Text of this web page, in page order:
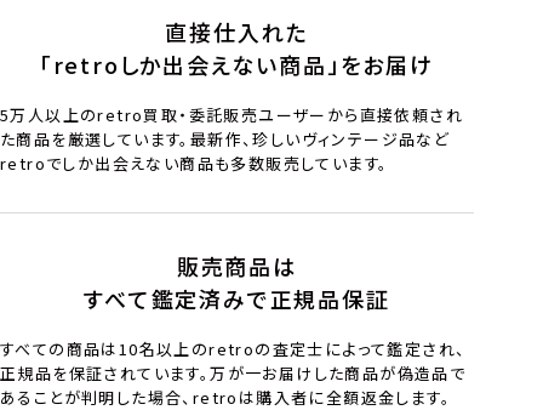
直接仕入れた
「retroしか出会えない商品」をお届け
5万人以上のretro買取・委託販売ユーザーから直接依頼され
た商品を厳選しています。最新作、珍しいヴィンテージ品など
retroでしか出会えない商品も多数販売しています。
販売商品は
すべて鑑定済みで正規品保証
すべての商品は10名以上のretroの査定士によって鑑定され、
正規品を保証されています。万が一お届けした商品が偽造品で
あることが判明した場合、retroは購入者に全額返金します。